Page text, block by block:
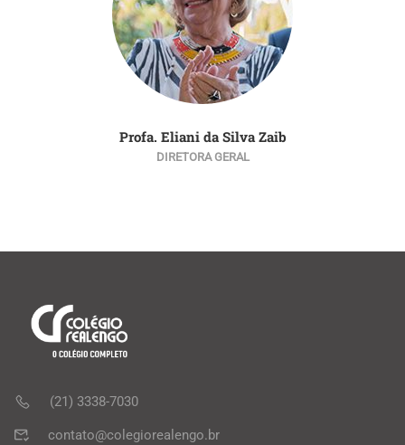
Profa. Eliani da Silva Zaib
DIRETORA GERAL
(21) 3338-7030
contato@colegiorealengo.br